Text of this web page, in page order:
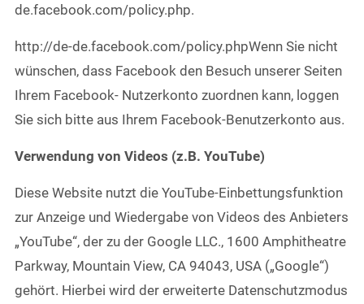
de.facebook.com/policy.php.
http://de-de.facebook.com/policy.phpWenn Sie nicht
wünschen, dass Facebook den Besuch unserer Seiten
Ihrem Facebook- Nutzerkonto zuordnen kann, loggen
Sie sich bitte aus Ihrem Facebook-Benutzerkonto aus.
Verwendung von Videos (z.B. YouTube)
Diese Website nutzt die YouTube-Einbettungsfunktion
zur Anzeige und Wiedergabe von Videos des Anbieters
„YouTube“, der zu der Google LLC., 1600 Amphitheatre
Parkway, Mountain View, CA 94043, USA („Google“)
gehört. Hierbei wird der erweiterte Datenschutzmodus